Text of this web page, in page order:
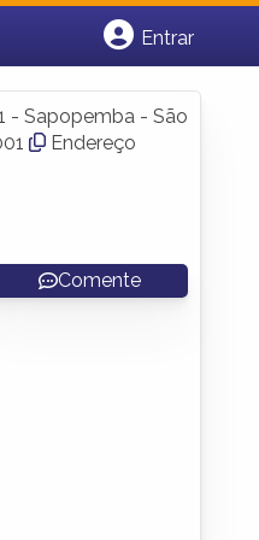
Entrar
- Sapopemba - São
Endereço
Comente